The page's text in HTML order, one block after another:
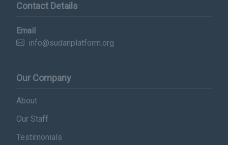
Contact Details
Email
info@sudanplatform.org
Our Company
About
Our Staff
Testimonials